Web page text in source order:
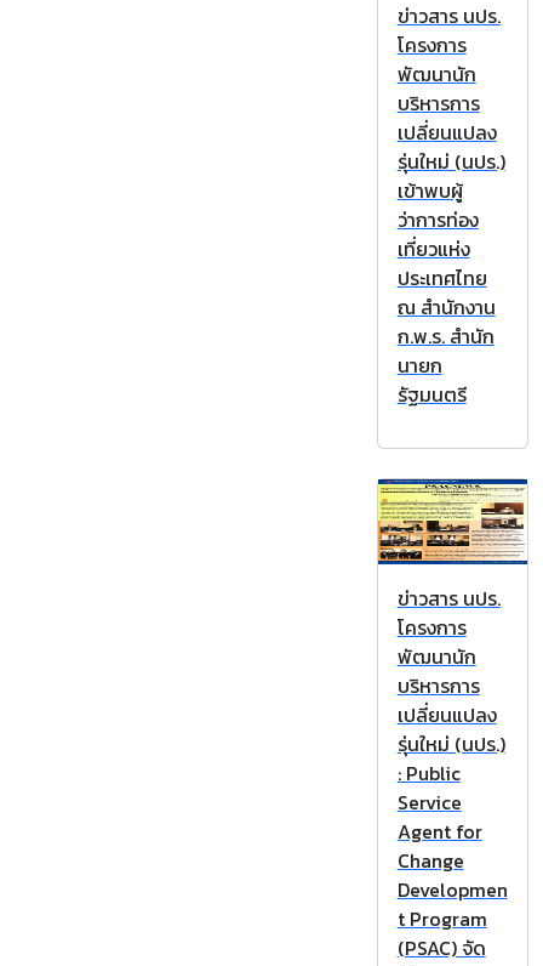
ข่าวสาร นปร.
โครงการ
พัฒนานัก
บริหารการ
เปลี่ยนแปลง
รุ่นใหม่ (นปร.)
เข้าพบผู้
ว่าการท่อง
เที่ยวแห่ง
ประเทศไทย
ณ สำนักงาน
ก.พ.ร. สำนัก
นายก
รัฐมนตรี
ข่าวสาร นปร.
โครงการ
พัฒนานัก
บริหารการ
เปลี่ยนแปลง
รุ่นใหม่ (นปร.)
: Public
Service
Agent for
Change
Developmen
t Program
(PSAC) จัด